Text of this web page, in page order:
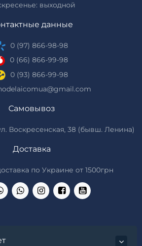
выходной
данные
0 (97) 866-98-98
0 (66) 866-99-98
0 (93) 866-99-98
Самовывоз
Воскресенская, 38 (бывш. Ленина)
Доставка
по Украине от 1500грн